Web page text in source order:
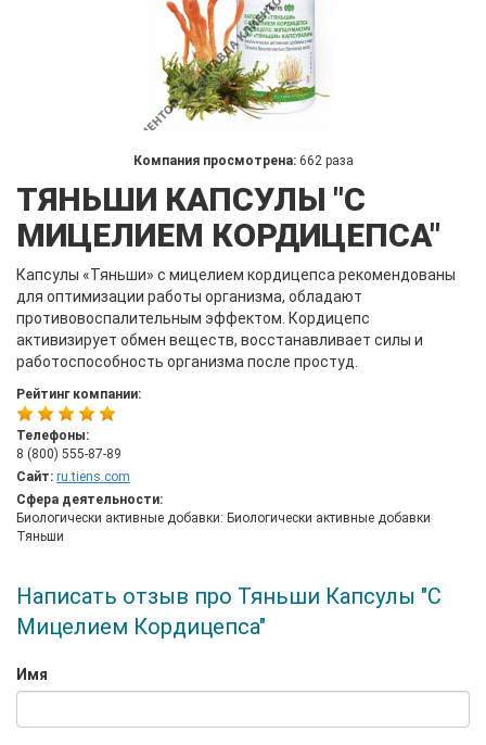
Компания просмотрена: 662 раза
ТЯНЬШИ КАПСУЛЫ "С
МИЦЕЛИЕМ КОРДИЦЕПСА"
Капсулы «Тяньши» с мицелием кордицепса рекомендованы
для оптимизации работы организма, обладают
противовоспалительным эффектом. Кордицепс
активизирует обмен веществ, восстанавливает силы и
работоспособность организма после простуд.
Рейтинг компании:
Телефоны:
8 (800) 555-87-89
Сайт: ru.tiens.com
Сфера деятельности:
Биологически активные добавки: Биологически активные добавки
Тяньши
Написать отзыв про Тяньши Капсулы "С
Мицелием Кордицепса"
Имя